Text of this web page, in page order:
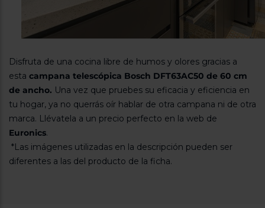
Disfruta de una cocina libre de humos y olores gracias a
esta campana telescópica Bosch DFT63AC50 de 60 cm
de ancho. Una vez que pruebes su eficacia y eficiencia en
tu hogar, ya no querrás oír hablar de otra campana ni de otra
marca. Llévatela a un precio perfecto en la web de
Euronics.
*Las imágenes utilizadas en la descripción pueden ser
diferentes a las del producto de la ficha.